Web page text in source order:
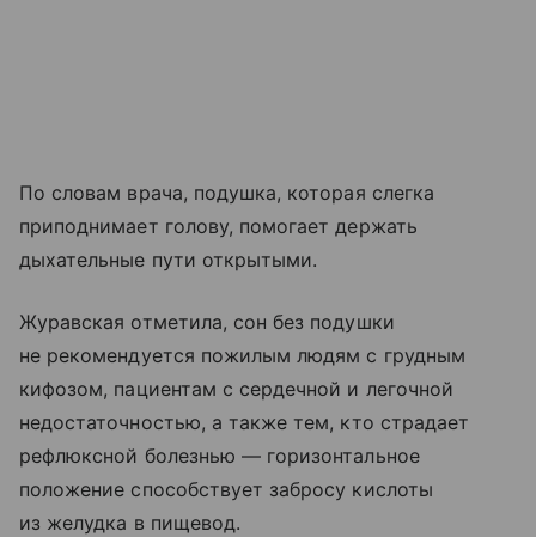
По словам врача, подушка, которая слегка
приподнимает голову, помогает держать
дыхательные пути открытыми.
Журавская отметила, сон без подушки
не рекомендуется пожилым людям с грудным
кифозом, пациентам с сердечной и легочной
недостаточностью, а также тем, кто страдает
рефлюксной болезнью — горизонтальное
положение способствует забросу кислоты
из желудка в пищевод.